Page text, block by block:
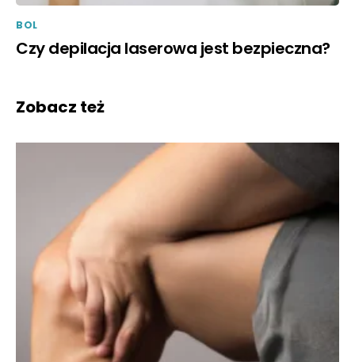
BOL
Czy depilacja laserowa jest bezpieczna?
Zobacz też